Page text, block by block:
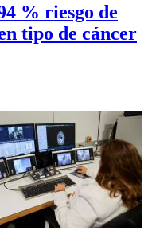
% riesgo de
tipo de cáncer